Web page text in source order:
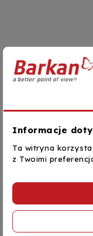
Informacje
Ta witryna
z Twoimi